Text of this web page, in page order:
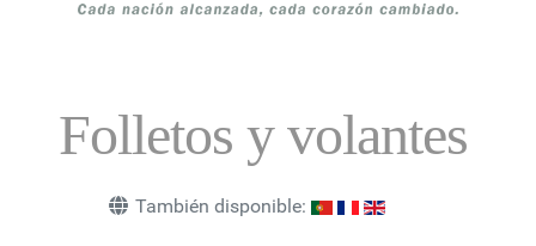
Folletos y volantes
También disponible: